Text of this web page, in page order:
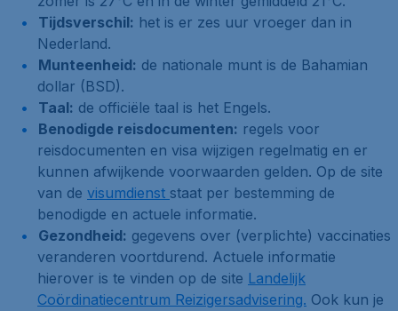
Tijdsverschil: het is er zes uur vroeger dan in
Nederland.
Munteenheid: de nationale munt is de Bahamian
dollar (BSD).
Taal: de officiële taal is het Engels.
Benodigde reisdocumenten: regels voor
reisdocumenten en visa wijzigen regelmatig en er
kunnen afwijkende voorwaarden gelden. Op de site
van de visumdienst staat per bestemming de
benodigde en actuele informatie.
Gezondheid: gegevens over (verplichte) vaccinaties
veranderen voortdurend. Actuele informatie
hierover is te vinden op de site Landelijk
Coördinatiecentrum Reizigersadvisering. Ook kun je